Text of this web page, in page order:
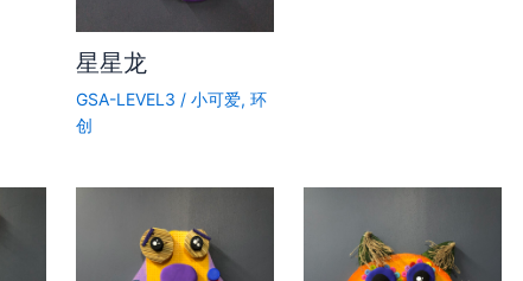
星星龙
GSA-LEVEL3 / 小可爱, 环
创